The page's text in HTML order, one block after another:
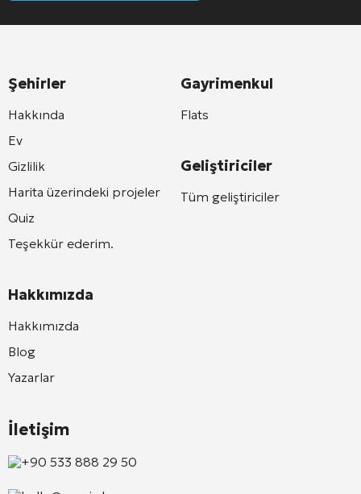
Şehirler
Hakkında
Ev
Gizlilik
Harita üzerindeki projeler
Quiz
Teşekkür ederim.
Hakkımızda
Hakkımızda
Blog
Yazarlar
Gayrimenkul
Flats
Geliştiriciler
Tüm geliştiriciler
İletişim
+90 533 888 29 50